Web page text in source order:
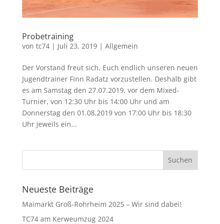
Probetraining
von tc74| Juli 23, 2019| Allgemein
Der Vorstand freut sich, Euch endlich unseren neuen
Jugendtrainer Finn Radatz vorzustellen. Deshalb gibt
es am Samstag den 27.07.2019, vor dem Mixed-
Turnier, von 12:30 Uhr bis 14:00 Uhr und am
Donnerstag den 01.08.2019 von 17:00 Uhr bis 18:30
Uhr jeweils ein...
Neueste Beiträge
Maimarkt Groß-Rohrheim 2025 – Wir sind dabei!
TC74 am Kerweumzug 2024